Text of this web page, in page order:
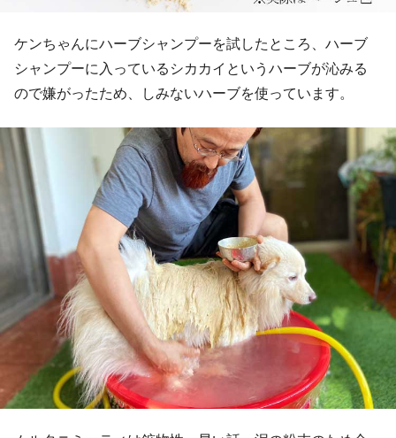
ケンちゃんにハーブシャンプーを試したところ、ハーブ
シャンプーに入っているシカカイというハーブが沁みる
ので嫌がったため、しみないハーブを使っています。